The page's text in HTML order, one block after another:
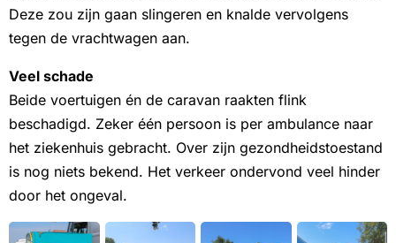
Deze zou zijn gaan slingeren en knalde vervolgens
tegen de vrachtwagen aan.
Veel schade
Beide voertuigen én de caravan raakten flink
beschadigd. Zeker één persoon is per ambulance naar
het ziekenhuis gebracht. Over zijn gezondheidstoestand
is nog niets bekend. Het verkeer ondervond veel hinder
door het ongeval.